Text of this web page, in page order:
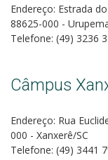
Endereço: Estrada
88625-000 -
Telefone: (49) 3236
Câmpus
Endereço: Rua
000 - Xanxerê/SC
Telefone: (49) 3441